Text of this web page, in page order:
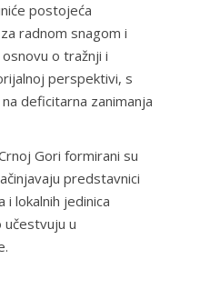
postojeća
radnom snagom i
o tražnji i
perspektivi, s
deficitarna zanimanja
Gori formirani su
predstavnici
i lokalnih jedinica
učestvuju u